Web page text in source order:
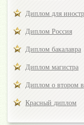
Диплом для
Диплом Россия
Диплом бакалавра
Диплом магистра
Диплом о втором
Красный диплом